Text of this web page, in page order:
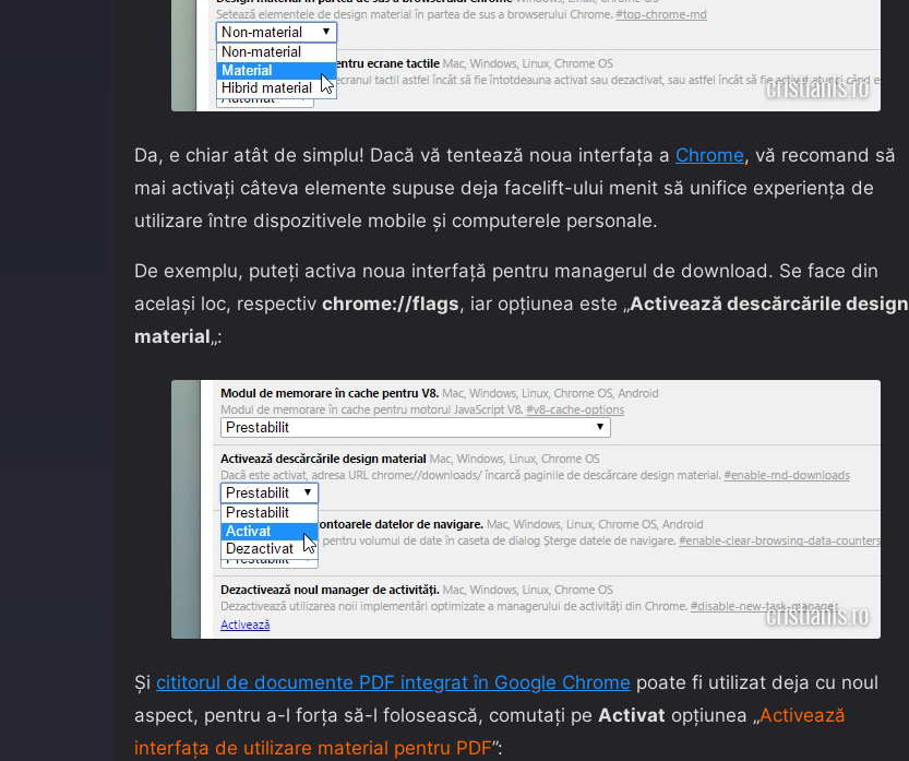
Da, e chiar atât de simplu! Dacă vă tentează noua interfața a Chrome, vă recomand să
mai activați câteva elemente supuse deja facelift-ului menit să unifice experiența de
utilizare între dispozitivele mobile și computerele personale.
De exemplu, puteți activa noua interfață pentru managerul de download. Se face din
același loc, respectiv chrome://flags, iar opțiunea este „Activează descărcările design
material„:
Și cititorul de documente PDF integrat în Google Chrome poate fi utilizat deja cu noul
aspect, pentru a-l forța să-l folosească, comutați pe Activat opțiunea „Activează
interfața de utilizare material pentru PDF”: